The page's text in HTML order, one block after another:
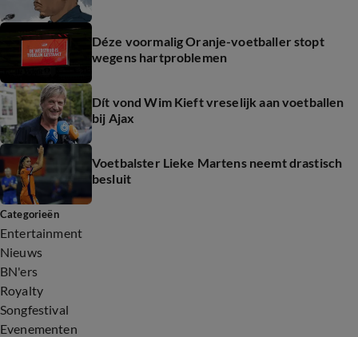
Déze voormalig Oranje-voetballer stopt
wegens hartproblemen
Dít vond Wim Kieft vreselijk aan voetballen
bij Ajax
Voetbalster Lieke Martens neemt drastisch
besluit
Categorieën
Entertainment
Nieuws
BN'ers
Royalty
Songfestival
Evenementen